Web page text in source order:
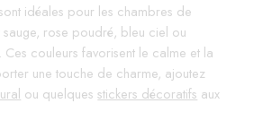
idéales pour les chambres de
rose poudré, bleu ciel ou
couleurs favorisent le calme et la
une touche de charme, ajoutez
ou quelquesstickers décoratifs aux